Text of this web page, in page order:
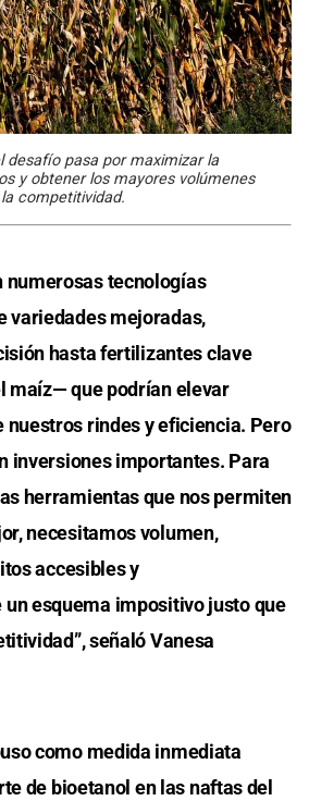
desafío pasa por maximizar la
y obtener los mayores volúmenes
competitividad.
numerosas tecnologías
variedades mejoradas,
hasta fertilizantes clave
maíz— que podrían elevar
rindes y eficiencia. Pero
inversiones importantes. Para
herramientas que nos permiten
necesitamos volumen,
accesibles y
esquema impositivo justo que
señaló Vanesa
como medida inmediata
de bioetanol en las naftas del